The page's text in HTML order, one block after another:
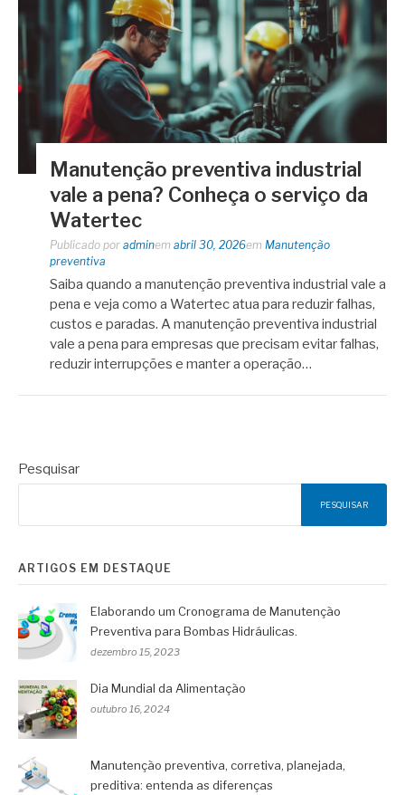
Manutenção preventiva industrial
vale a pena? Conheça o serviço da
Watertec
Publicado por adminem abril 30, 2026em Manutenção
preventiva
Saiba quando a manutenção preventiva industrial vale a
pena e veja como a Watertec atua para reduzir falhas,
custos e paradas. A manutenção preventiva industrial
vale a pena para empresas que precisam evitar falhas,
reduzir interrupções e manter a operação…
Pesquisar
PESQUISAR
ARTIGOS EM DESTAQUE
Elaborando um Cronograma de Manutenção
Preventiva para Bombas Hidráulicas.
dezembro 15, 2023
Dia Mundial da Alimentação
outubro 16, 2024
Manutenção preventiva, corretiva, planejada,
preditiva: entenda as diferenças